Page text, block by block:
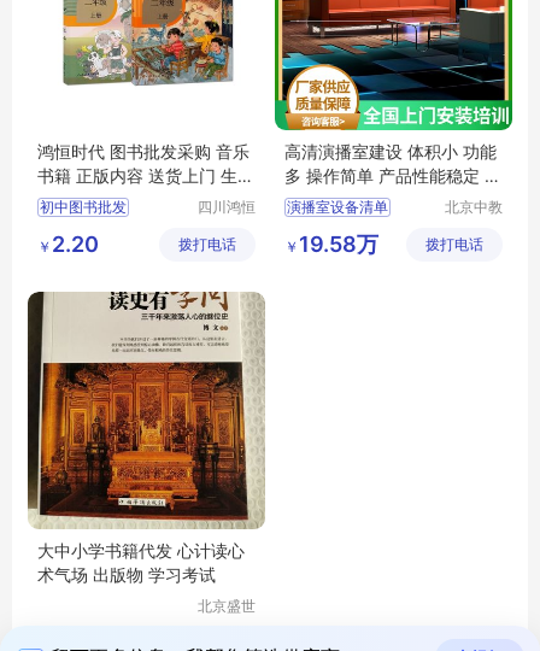
鸿恒时代 图书批发采购 音乐
书籍 正版内容 送货上门 生产
厂商
初中图书批发
公司阅览室图书
图书源头采购
四川鸿恒
传播有限
￥ 2.20 拨打电话
高清演播室建设 体积小 功能
多 操作简单 产品性能稳定 厂
家直供
演播室设备清单
电视台演播室设计方案
北京中教
有限公司
￥ 19.58万 拨打电话
大中小学书籍代发 心计读心
术气场 出版物 学习考试
北京盛世
传播中心
￥ 2.60